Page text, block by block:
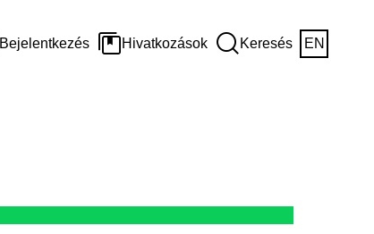
Bejelentkezés Hivatkozások Keresés EN